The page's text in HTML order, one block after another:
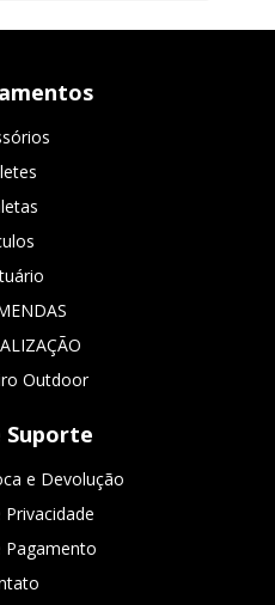
Outdoor
Suporte
e Devolução
Pagamento